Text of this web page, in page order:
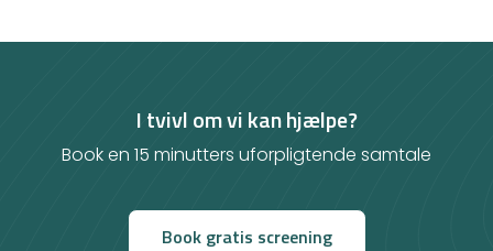
I tvivl om vi kan hjælpe?
Book en 15 minutters uforpligtende samtale
Book gratis screening